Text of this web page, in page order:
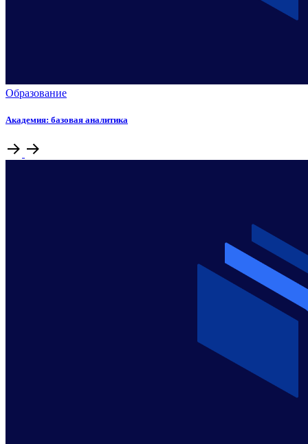
Образование
Академия: базовая аналитика